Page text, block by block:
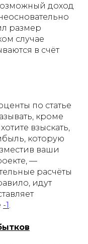
доход
размер
случае
в счёт
по статье
кроме
взыскать,
которую
ваши
—
расчёты
идут
-1.